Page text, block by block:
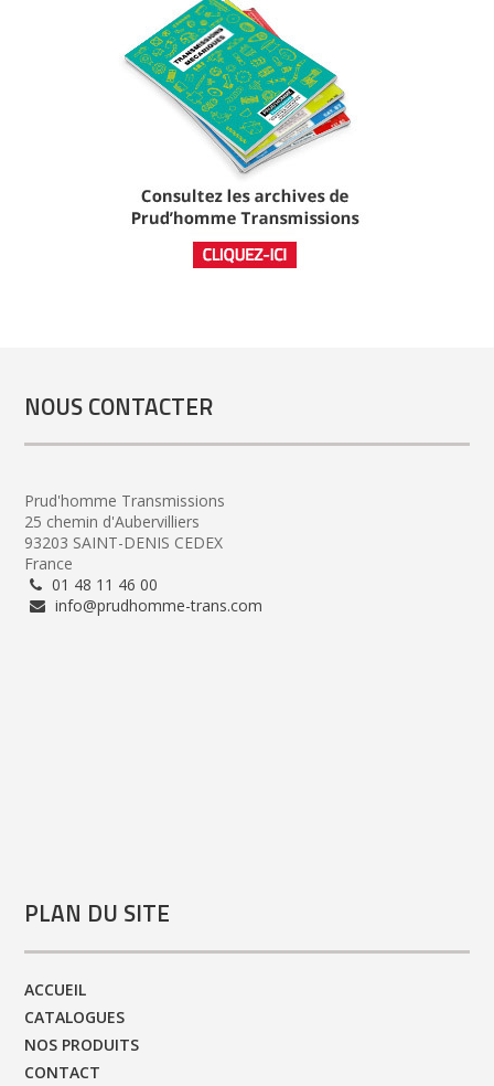
NOUS CONTACTER
Prud'homme Transmissions
25 chemin d'Aubervilliers
93203 SAINT-DENIS CEDEX
France
01 48 11 46 00
info@prudhomme-trans.com
PLAN DU SITE
ACCUEIL
CATALOGUES
NOS PRODUITS
CONTACT